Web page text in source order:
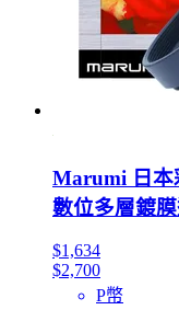
Marumi 日本
數位多層鍍
$1,634
$2,700
P幣